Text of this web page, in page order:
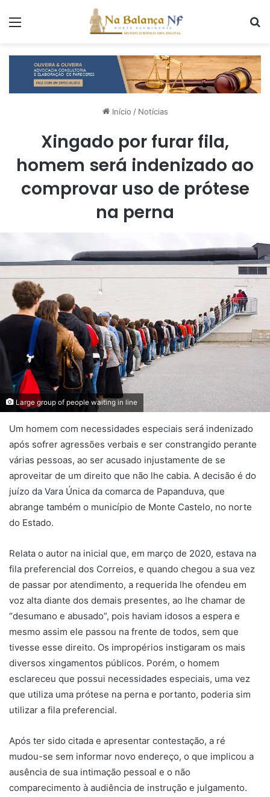
Início / Notícias
Xingado por furar fila,
homem será indenizado ao
comprovar uso de prótese
na perna
Large group of people waiting in line
Um homem com necessidades especiais será indenizado
após sofrer agressões verbais e ser constrangido perante
várias pessoas, ao ser acusado injustamente de se
aproveitar de um direito que não lhe cabia. A decisão é do
juízo da Vara Única da comarca de Papanduva, que
abrange também o município de Monte Castelo, no norte
do Estado.
Relata o autor na inicial que, em março de 2020, estava na
fila preferencial dos Correios, e quando chegou a sua vez
de passar por atendimento, a requerida lhe ofendeu em
voz alta diante dos demais presentes, ao lhe chamar de
“desumano e abusado”, pois haviam idosos a espera e
mesmo assim ele passou na frente de todos, sem que
tivesse esse direito. Os impropérios instigaram os mais
diversos xingamentos públicos. Porém, o homem
esclareceu que possui necessidades especiais, uma vez
que utiliza uma prótese na perna e portanto, poderia sim
utilizar a fila preferencial.
Após ter sido citada e apresentar contestação, a ré
mudou-se sem informar novo endereço, o que implicou a
ausência de sua intimação pessoal e o não
comparecimento à audiência de instrução e julgamento.